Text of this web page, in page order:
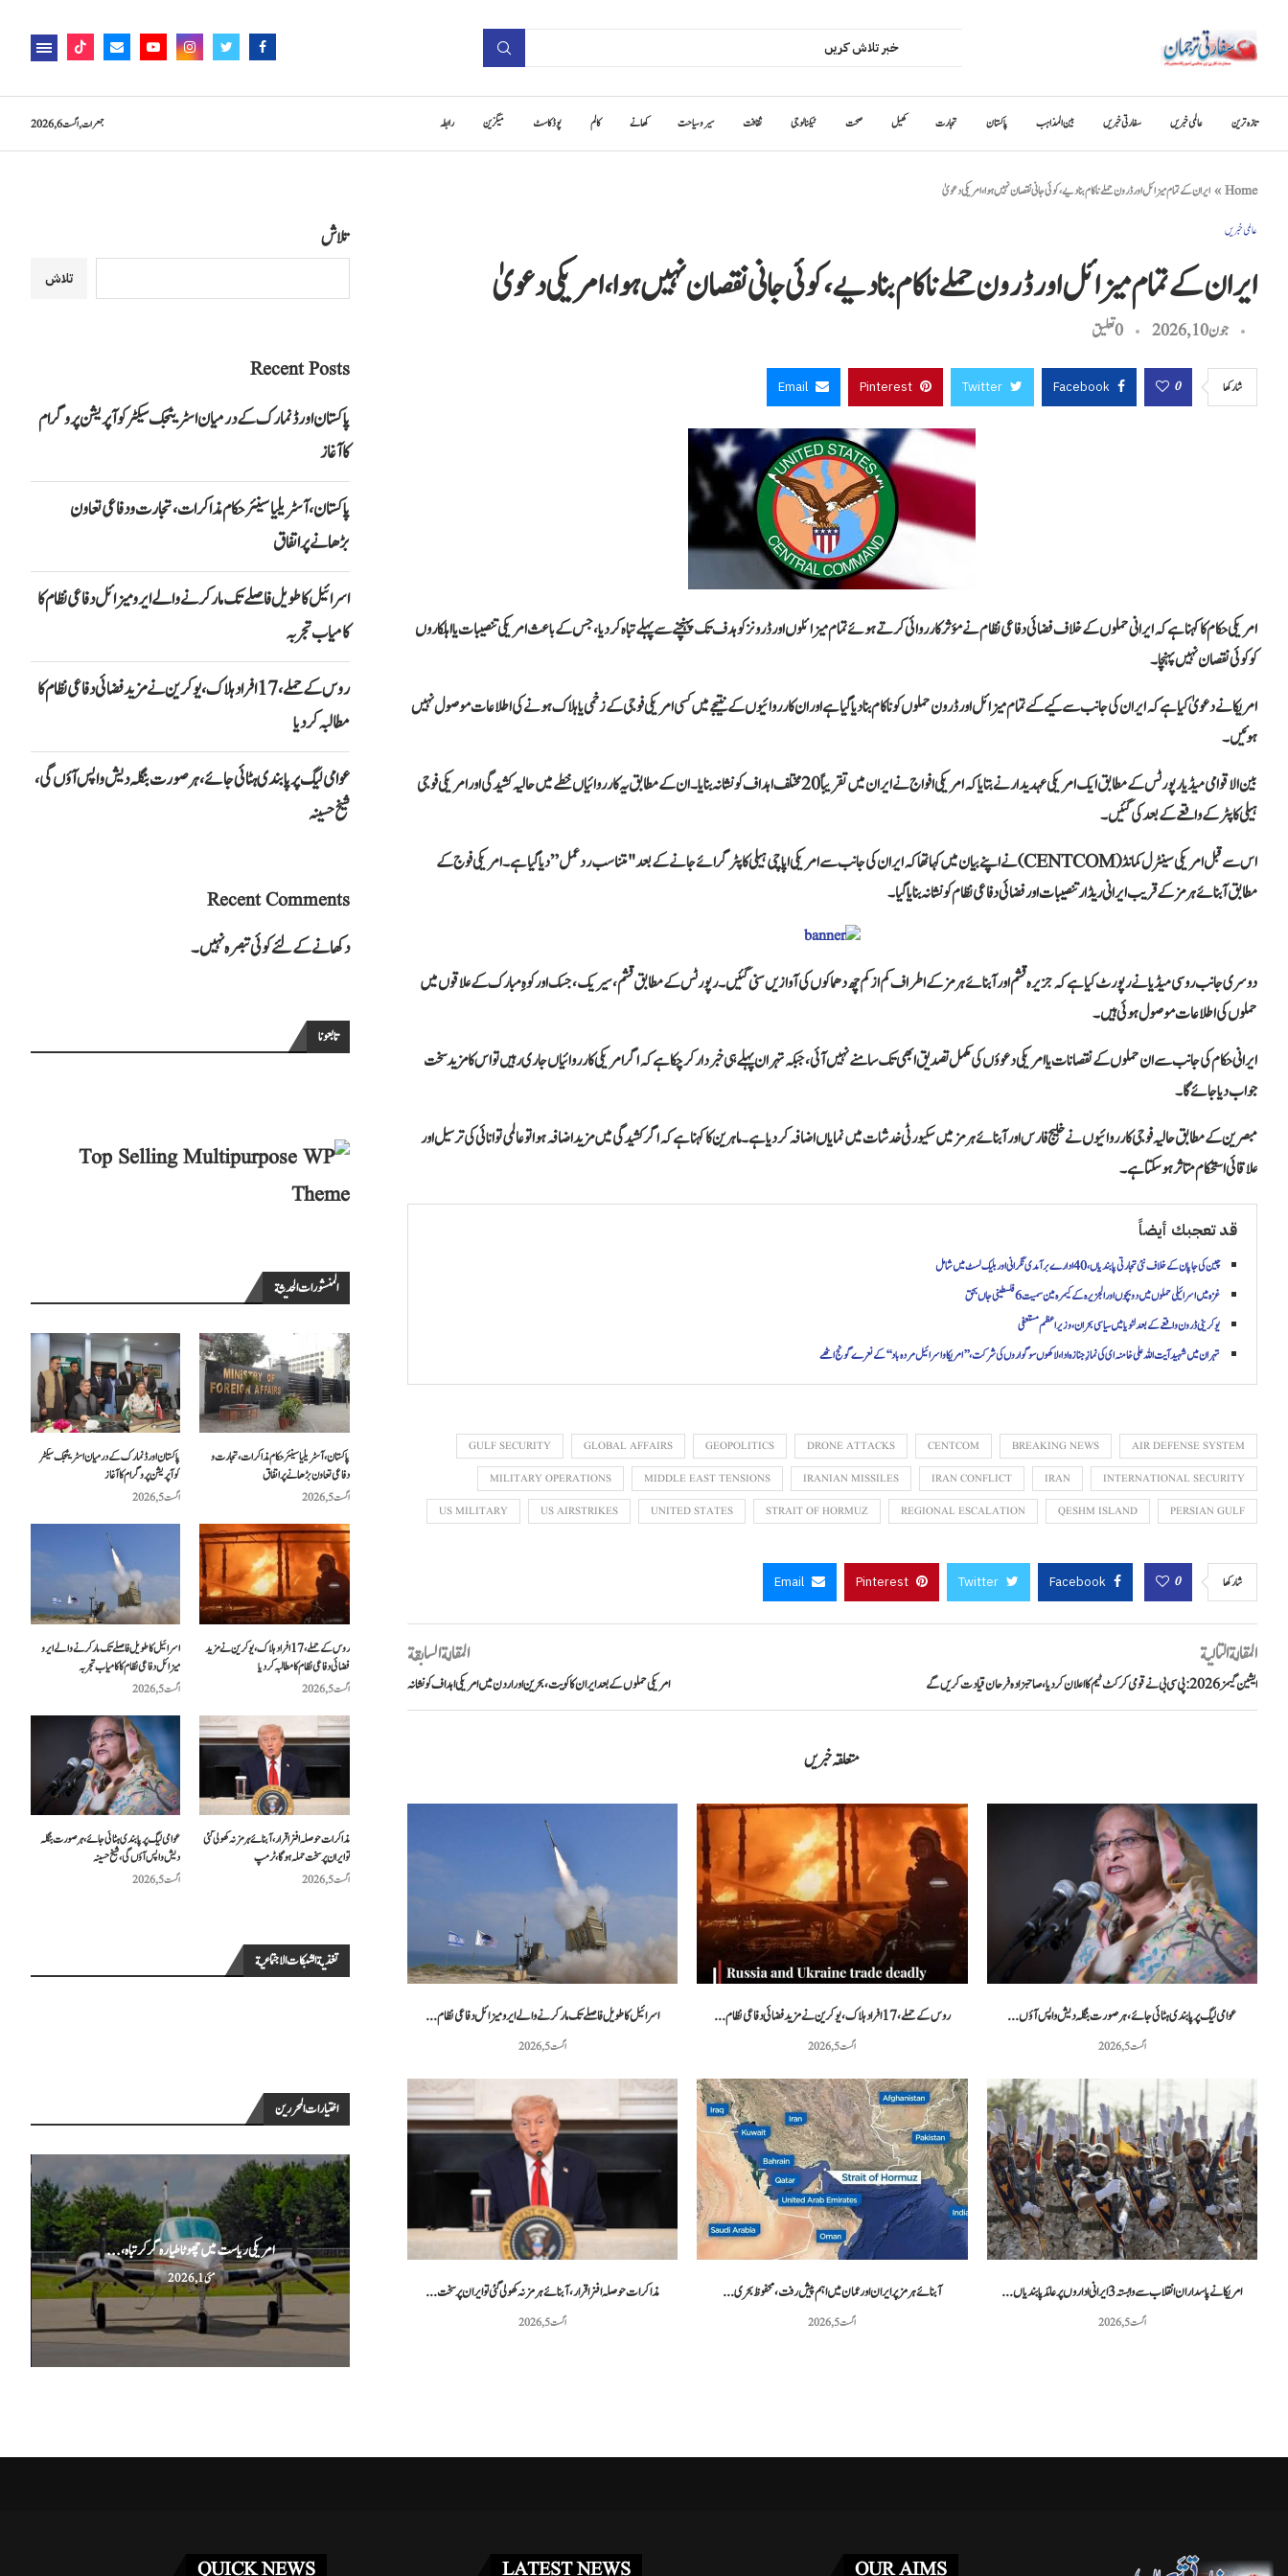
تازہ ترین عالمی خبریں سفارتی خبریں بین المذاہب پاکستان تجارت کھیل صحت ٹیکنالوجی ثقافت سیر و سیاحت کھانے کالم پوڈ کاسٹ میگزین رابطہ جمعرات, اگست 6, 2026
Home
» ایران کے تمام میزائل اور ڈرون حملے ناکام بنا دیے، کوئی جانی نقصان نہیں ہوا، امریکی دعویٰ
عالمی خبریں
ایران کے تمام میزائل اور ڈرون حملے ناکام بنا دیے، کوئی جانی نقصان نہیں ہوا، امریکی دعویٰ
جون 10, 2026 0 تعليق
شاركها 0
Facebook
Twitter
Pinterest
Email
امریکی حکام کا کہنا ہے کہ ایرانی حملوں کے خلاف فضائی دفاعی نظام نے مؤثر کارروائی کرتے ہوئے تمام میزائلوں اور ڈرونز کو ہدف تک پہنچنے سے پہلے تباہ کر دیا، جس کے باعث امریکی تنصیبات یا اہلکاروں
کو کوئی نقصان نہیں پہنچا۔
امریکا نے دعویٰ کیا ہے کہ ایران کی جانب سے کیے گئے تمام میزائل اور ڈرون حملوں کو ناکام بنا دیا گیا ہے اور ان کارروائیوں کے نتیجے میں کسی امریکی فوجی کے زخمی یا ہلاک ہونے کی اطلاعات موصول نہیں
ہوئیں۔
بین الاقوامی میڈیا رپورٹس کے مطابق ایک امریکی عہدیدار نے بتایا کہ امریکی افواج نے ایران میں تقریباً 20 مختلف اہداف کو نشانہ بنایا۔ ان کے مطابق یہ کارروائیاں خطے میں حالیہ کشیدگی اور امریکی فوجی
ہیلی کاپٹر کے واقعے کے بعد کی گئیں۔
اس سے قبل امریکی سینٹرل کمانڈ (CENTCOM) نے اپنے بیان میں کہا تھا کہ ایران کی جانب سے امریکی اپاچی ہیلی کاپٹر گرائے جانے کے بعد "متناسب ردعمل” دیا گیا ہے۔ امریکی فوج کے
مطابق آبنائے ہرمز کے قریب ایرانی ریڈار تنصیبات اور فضائی دفاعی نظام کو نشانہ بنایا گیا۔
دوسری جانب روسی میڈیا نے رپورٹ کیا ہے کہ جزیرہ قشم اور آبنائے ہرمز کے اطراف کم از کم چھ دھماکوں کی آوازیں سنی گئیں۔ رپورٹس کے مطابق قشم، سیریک، جسک اور کوہِ مبارک کے علاقوں میں
حملوں کی اطلاعات موصول ہوئی ہیں۔
ایرانی حکام کی جانب سے ان حملوں کے نقصانات یا امریکی دعوؤں کی مکمل تصدیق ابھی تک سامنے نہیں آئی، جبکہ تہران پہلے ہی خبردار کر چکا ہے کہ اگر امریکی کارروائیاں جاری رہیں تو اس کا مزید سخت
جواب دیا جائے گا۔
مبصرین کے مطابق حالیہ فوجی کارروائیوں نے خلیج فارس اور آبنائے ہرمز میں سکیورٹی خدشات میں نمایاں اضافہ کر دیا ہے۔ ماہرین کا کہنا ہے کہ اگر کشیدگی میں مزید اضافہ ہوا تو عالمی توانائی کی ترسیل اور
علاقائی استحکام متاثر ہو سکتا ہے۔
قد تعجبك أيضاً
چین کی جاپان کے خلاف نئی تجارتی پابندیاں، 40 ادارے برآمدی نگرانی اور بلیک لسٹ میں شامل
غزہ میں اسرائیلی حملوں میں دو بچوں اور الجزیرہ کے کیمرہ مین سمیت 6 فلسطینی جاں بحق
یوکرینی ڈرون واقعے کے بعد لٹویا میں سیاسی بحران، وزیراعظم مستعفی
تہران میں شہید آیت اللہ علی خامنہ ای کی نمازِ جنازہ ادا، لاکھوں سوگواروں کی شرکت، ’’امریکا و اسرائیل مردہ باد‘‘ کے نعرے گونج اٹھے
AIR DEFENSE SYSTEM
BREAKING NEWS
CENTCOM
DRONE ATTACKS
GEOPOLITICS
GLOBAL AFFAIRS
GULF SECURITY
INTERNATIONAL SECURITY
IRAN
IRAN CONFLICT
IRANIAN MISSILES
MIDDLE EAST TENSIONS
MILITARY OPERATIONS
PERSIAN GULF
QESHM ISLAND
REGIONAL ESCALATION
STRAIT OF HORMUZ
UNITED STATES
US AIRSTRIKES
US MILITARY
شاركها 0
Facebook
Twitter
Pinterest
Email
المقالة السابقة
امریکی حملوں کے بعد ایران کا کویت، بحرین اور اردن میں امریکی اہداف کو نشانہ
المقالة التالية
ایشین گیمز 2026: پی سی بی نے قومی کرکٹ ٹیم کا اعلان کر دیا، صاحبزادہ فرحان قیادت کریں گے
متعلقہ خبریں
اسرائیل کا طویل فاصلے تک مار کرنے والے ایرو میزائل دفاعی نظام...
اگست 5, 2026
روس کے حملے، 17 افراد ہلاک، یوکرین نے مزید فضائی دفاعی نظام...
اگست 5, 2026
عوامی لیگ پر پابندی ہٹائی جائے، ہر صورت بنگلہ دیش واپس آؤں...
اگست 5, 2026
مذاکرات حوصلہ افزا قرار،آبنائے ہرمز نہ کھولی گئی تو ایران پر سخت...
اگست 5, 2026
آبنائے ہرمز پر ایران اور عمان میں اہم پیش رفت، محفوظ بحری...
اگست 5, 2026
امریکا نے پاسداران انقلاب سے وابستہ 3 ایرانی اداروں پر عائد پابندیاں...
اگست 5, 2026
تلاش
تلاش
Recent Posts
پاکستان اور ڈنمارک کے درمیان اسٹریٹجک سیکٹر کوآپریشن پروگرام
کا آغاز
پاکستان، آسٹریلیا سینئر حکام مذاکرات، تجارت و دفاعی تعاون
بڑھانے پر اتفاق
اسرائیل کا طویل فاصلے تک مار کرنے والے ایرو میزائل دفاعی نظام کا
کامیاب تجربہ
روس کے حملے، 17 افراد ہلاک، یوکرین نے مزید فضائی دفاعی نظام کا
مطالبہ کر دیا
عوامی لیگ پر پابندی ہٹائی جائے، ہر صورت بنگلہ دیش واپس آؤں گی،
شیخ حسینہ
Recent Comments
دکھانے کے لئے کوئی تبصرہ نہیں۔
تابعونا
المنشورات الحديثة
پاکستان اور ڈنمارک کے درمیان اسٹریٹجک سیکٹر
کوآپریشن پروگرام کا آغاز
اگست 5, 2026
پاکستان، آسٹریلیا سینئر حکام مذاکرات، تجارت و
دفاعی تعاون بڑھانے پر اتفاق
اگست 5, 2026
اسرائیل کا طویل فاصلے تک مار کرنے والے ایرو
میزائل دفاعی نظام کا کامیاب تجربہ
اگست 5, 2026
روس کے حملے، 17 افراد ہلاک، یوکرین نے مزید
فضائی دفاعی نظام کا مطالبہ کر دیا
اگست 5, 2026
عوامی لیگ پر پابندی ہٹائی جائے، ہر صورت بنگلہ
دیش واپس آؤں گی، شیخ حسینہ
اگست 5, 2026
مذاکرات حوصلہ افزا قرار،آبنائے ہرمز نہ کھولی گئی
تو ایران پر سخت حملہ ہوگا، ٹرمپ
اگست 5, 2026
تغذية الشبكات الاجتماعية
اختيارات المحررين
غزہ فلوٹیلا کیس: اسرائیلی عدالت نے دو کارکنوں... مراکش میں فوجی مشق کے دوران دو امریکی... پاکستانی ٹینس کھلاڑی محمد شعیب خان نے 20... امریکی ریاست میں چھوٹا طیارہ گر کر تباہ،...
مئی 1, 2026
OUR AIMS
LATEST NEWS
QUICK NEWS